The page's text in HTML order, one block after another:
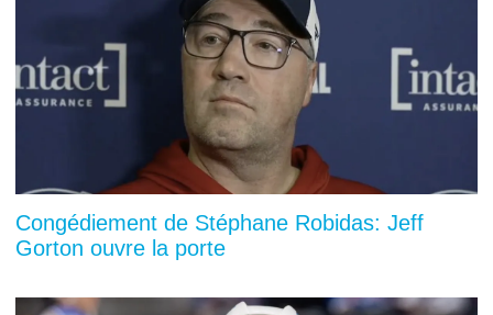
Congédiement de Stéphane Robidas: Jeff
Gorton ouvre la porte